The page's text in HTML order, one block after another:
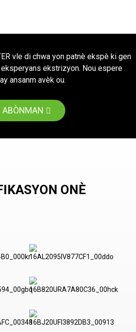
vle di chwa yon patnè ekspè ki gen
ekstrizyon. Nou espere
ansanm avèk ou.
ABÒNMAN
ONÈ